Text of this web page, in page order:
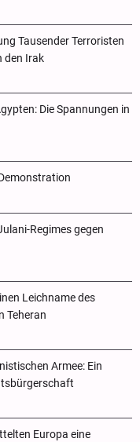
Tausender Terroristen
den Irak
Die Spannungen in
Regimes gegen
Leichname des
Teheran
Armee: Ein
Europa eine